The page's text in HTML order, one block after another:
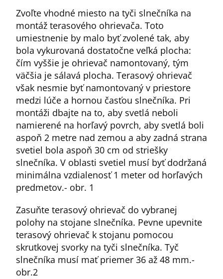
Zvoľte vhodné miesto na tyči slnečníka na
montáž terasového ohrievača. Toto
umiestnenie by malo byť zvolené tak, aby
bola vykurovaná dostatočne veľká plocha:
čím vyššie je ohrievač namontovaný, tým
väčšia je sálavá plocha. Terasový ohrievač
však nesmie byť namontovaný v priestore
medzi lúče a hornou časťou slnečníka. Pri
montáži dbajte na to, aby svetlá neboli
namierené na horľavý povrch, aby svetlá boli
aspoň 2 metre nad zemou a aby zadná strana
svetiel bola aspoň 30 cm od striešky
slnečníka. V oblasti svetiel musí byť dodržaná
minimálna vzdialenosť 1 meter od horľavých
predmetov.- obr. 1
Zasuňte terasový ohrievač do vybranej
polohy na stojane slnečníka. Pevne upevnite
terasový ohrievač k stojanu pomocou
skrutkovej svorky na tyči slnečníka. Tyč
slnečníka musí mať priemer 36 až 48 mm.-
obr.2